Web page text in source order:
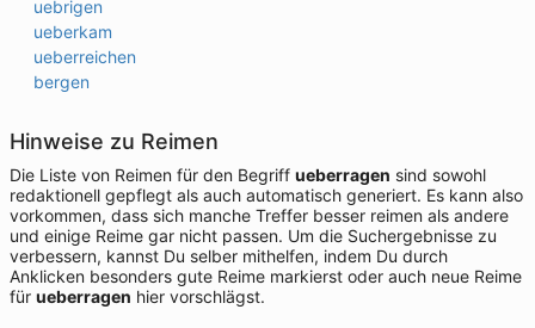
uebrigen
ueberkam
ueberreichen
bergen
Hinweise zu Reimen
Die Liste von Reimen für den Begriff ueberragen sind sowohl
redaktionell gepflegt als auch automatisch generiert. Es kann also
vorkommen, dass sich manche Treffer besser reimen als andere
und einige Reime gar nicht passen. Um die Suchergebnisse zu
verbessern, kannst Du selber mithelfen, indem Du durch
Anklicken besonders gute Reime markierst oder auch neue Reime
für ueberragen hier vorschlägst.